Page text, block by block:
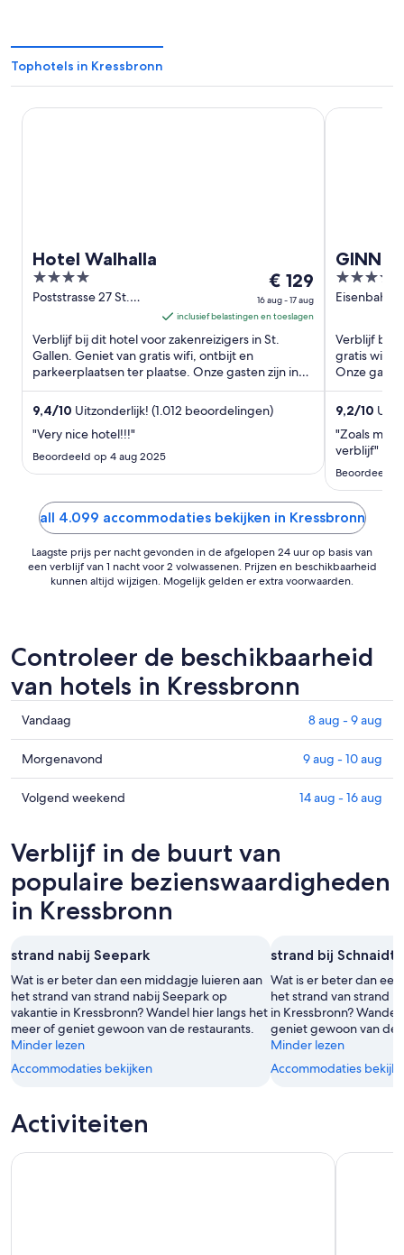
Tophotels in Kressbronn
Hotel Walhalla
4
out
5
Poststrasse 27 St.
De
prijs
is
€ 129
nacht
van
16
€ 129
16 aug - 17 aug
inclusief belastingen en toeslagen
Verblijf bij dit hotel voor zakenreizigers in St.
Gallen. Geniet van gratis wifi, ontbijt en
parkeerplaatsen ter plaatse. Onze gasten zijn in
hun beoordelingen ...
9,4/10 Uitzonderlijk! (1.012 beoordelingen)
"Very nice hotel!!!"
Beoordeeld op 4 aug 2025
Hotel Walhalla
GINN
4
out
5
Verblijf bij
gratis wifi,
Onze
positief
9,2/10
"Zoals
verblijf"
Beoordeeld
GINN City
all 4.099 accommodaties bekijken in Kressbronn
Laagste prijs per nacht gevonden in de afgelopen 24 uur op basis van
een verblijf van 1 nacht voor 2 volwassenen. Prijzen en beschikbaarheid
kunnen altijd wijzigen. Mogelijk gelden er extra voorwaarden.
Controleer de beschikbaarheid
van hotels in Kressbronn
Prijzen
in
Kressbronn
voor
vanavond,
-
aug,
bekijken
Vandaag 8 aug - 9 aug
Prijzen
in
Kressbronn
9
-
10
bekijken
Morgenavond 9 aug - 10 aug
Prijzen
voor
volgend
weekend,
14
-
aug,
bekijken
Volgend weekend 14 aug - 16 aug
Verblijf in de buurt van
populaire bezienswaardigheden
in Kressbronn
strand nabij Seepark
Wat is er beter dan een middagje luieren aan
het strand van strand nabij Seepark op
vakantie in Kressbronn? Wandel hier langs het
meer of geniet gewoon van de restaurants.
Minder lezen
Accommodaties bekijken
strand bij Schnaidt
Wat is er beter dan
het strand van strand
in Kressbronn?
geniet gewoon van de
Minder lezen
Accommodaties
Activiteiten
Ontdek 4 landen op een dag: Liechtenstein, Oostenrijk,